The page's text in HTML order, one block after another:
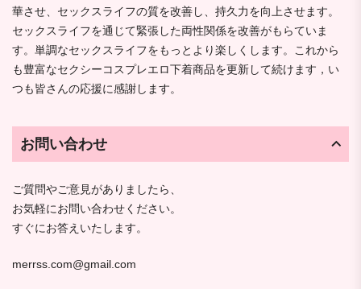
華させ、セックスライフの質を改善し、持久力を向上させます。
セックスライフを通じて緊張した両性関係を改善がもらていま
す。単調なセックスライフをもっとより楽しくします。これから
も豊富なセクシーコスプレエロ下着商品を更新して続けます，い
つも皆さんの応援に感謝します。
お問い合わせ
ご質問やご意見がありましたら、
お気軽にお問い合わせください。
すぐにお答えいたします。
merrss.com@gmail.com